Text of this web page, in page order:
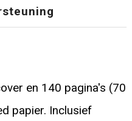
en 140 pagina's (70
papier. Inclusief